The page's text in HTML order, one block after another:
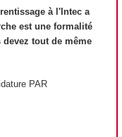
à l'Intec a
est une formalité
tout de même
PAR